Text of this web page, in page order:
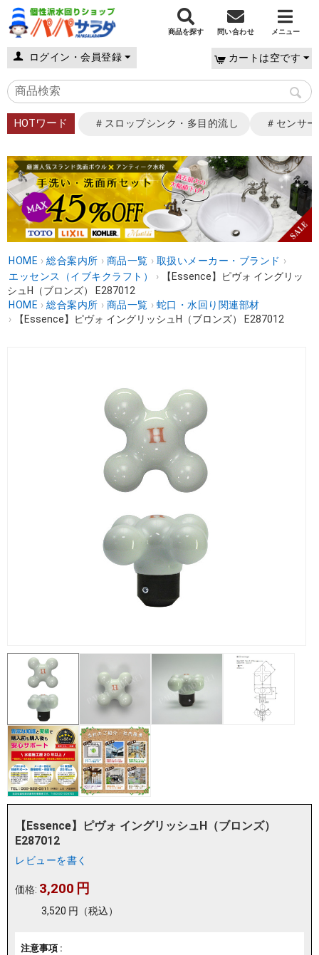
商品を探す 問い合わせ メニュー
ログイン・会員登録 カートは空です
HOTワード ＃スロップシンク・多目的流し ＃センサ
HOME › 総合案内所 › 商品一覧 › 取扱いメーカー・ブランド ›
エッセンス（イブキクラフト）
›
【Essence】ピヴォ イングリッ
シュH（ブロンズ） E287012
HOME › 総合案内所 › 商品一覧 › 蛇口・水回り関連部材
›
【Essence】ピヴォ イングリッシュH（ブロンズ） E287012
【Essence】ピヴォ イングリッシュH（ブロンズ）
E287012
レビューを書く
価格: 3,200 円
3,520 円 （税込）
注意事項 :